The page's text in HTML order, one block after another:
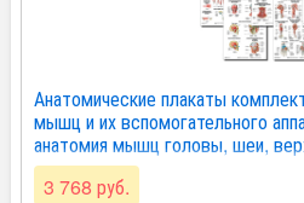
Анатомические плакаты
мышц и их вспомогательного
анатомия мышц головы, шеи,
конечностей) по Сапину
3 768 руб.